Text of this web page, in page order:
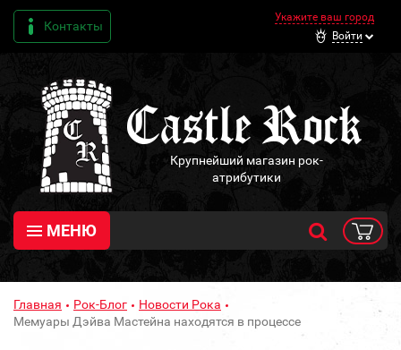
Контакты
Укажите ваш город
Войти
Крупнейший магазин рок-
атрибутики
МЕНЮ
Главная Рок-Блог
Новости Рока
Мемуары Дэйва Мастейна находятся в процессе